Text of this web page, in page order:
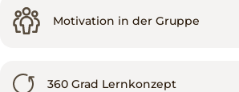
Motivation in der Gruppe
360 Grad Lernkonzept